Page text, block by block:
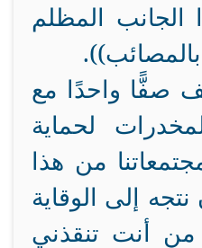
الجانب المظلم
بالمصائب)).
صفًّا واحدًا مع
لحماية
من هذا
إلى الوقاية
من أنت تنقذني